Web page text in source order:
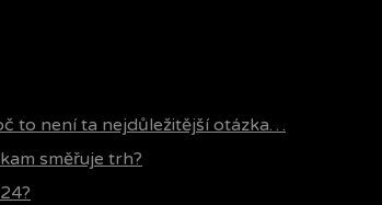
to není ta nejdůležitější otázka…
směřuje trh?